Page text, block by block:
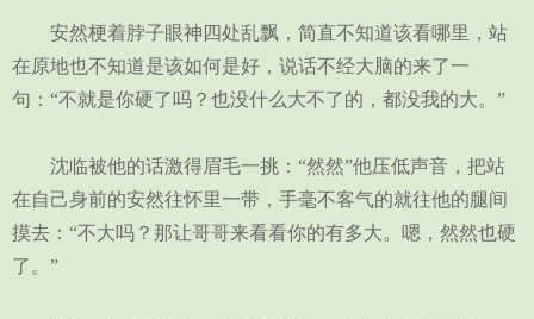
安然梗着脖子眼神四处乱飘，简直不知道该看哪里，站
在原地也不知道是该如何是好，说话不经大脑的来了一
句：“不就是你硬了吗？也没什么大不了的，都没我的大。”
沈临被他的话激得眉毛一挑：“然然”他压低声音，把站
在自己身前的安然往怀里一带，手毫不客气的就往他的腿间
摸去：“不大吗？那让哥哥来看看你的有多大。嗯，然然也硬
了。”